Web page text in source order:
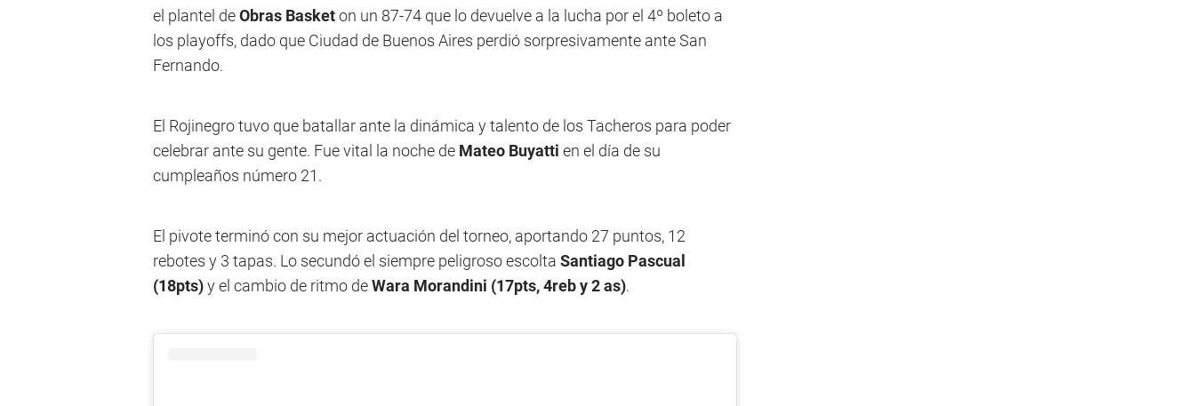
el plantel deObras Basketon un 87-74 que lo devuelve a la lucha por el 4º boleto a
los playoffs, dado que Ciudad de Buenos Aires perdió sorpresivamente ante San
Fernando.
El Rojinegro tuvo que batallar ante la dinámica y talento de los Tacheros para poder
celebrar ante su gente. Fue vital la noche de Mateo Buyatti en el día de su
cumpleaños número 21.
El pivote terminó con su mejor actuación del torneo, aportando 27 puntos, 12
rebotes y 3 tapas. Lo secundó el siempre peligroso escolta Santiago Pascual
(18pts)y el cambio de ritmo deWara Morandini (17pts, 4reb y 2 as).